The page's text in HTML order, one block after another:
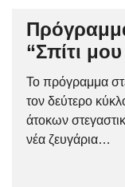
“Σπίτι
Το πρόγραμμα
τον δεύτερο
άτοκων
νέα ζευγάρια…